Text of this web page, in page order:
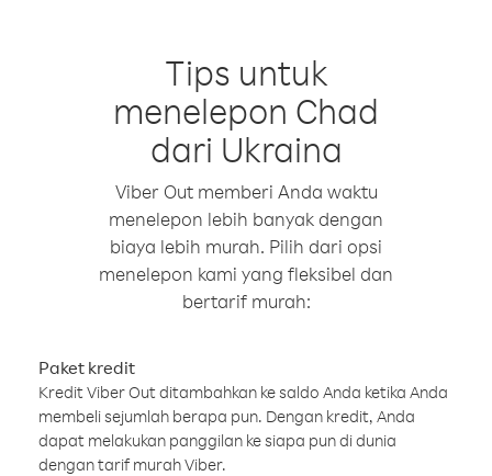
Tips untuk
menelepon Chad
dari Ukraina
Viber Out memberi Anda waktu
menelepon lebih banyak dengan
biaya lebih murah. Pilih dari opsi
menelepon kami yang fleksibel dan
bertarif murah:
Paket kredit
Kredit Viber Out ditambahkan ke saldo Anda ketika Anda
membeli sejumlah berapa pun. Dengan kredit, Anda
dapat melakukan panggilan ke siapa pun di dunia
dengan tarif murah Viber.